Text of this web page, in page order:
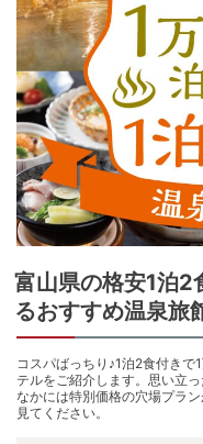
富山県の格安1泊2
るおすすめ温泉旅
コスパばっちり♪1泊2食付き
テルをご紹介します。思い立
なかには特別価格の穴場プラ
見てください。